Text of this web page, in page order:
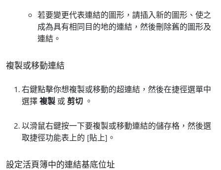
若要變更代表連結的圖形，請插入新的圖形、使之
成為具有相同目的地的連結，然後刪除舊的圖形及
連結。
複製或移動連結
右鍵點擊你想複製或移動的超連結，然後在捷徑選單中
選擇複製 或 剪切 。
以滑鼠右鍵按一下要複製或移動連結的儲存格，然後選
取捷徑功能表上的 [貼上] 。
設定活頁簿中的連結基底位址